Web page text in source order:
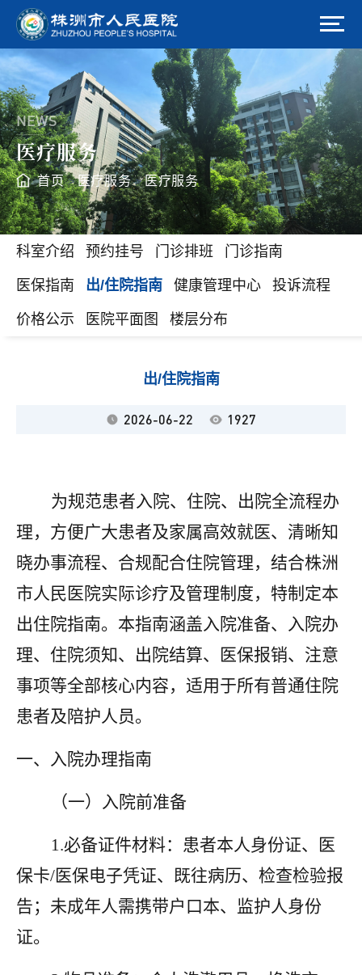
NEWS
医疗服务
首页>医疗服务>医疗服务
科室介绍 预约挂号 门诊排班 门诊指南
医保指南 出/住院指南 健康管理中心 投诉流程
价格公示 医院平面图 楼层分布
出/住院指南
2026-06-22 1927
为规范患者入院、住院、出院全流程办
理，方便广大患者及家属高效就医、清晰知
晓办事流程、合规配合住院管理，结合株洲
市人民医院实际诊疗及管理制度，特制定本
出住院指南。本指南涵盖入院准备、入院办
理、住院须知、出院结算、医保报销、注意
事项等全部核心内容，适用于所有普通住院
患者及陪护人员。
一、入院办理指南
（一）入院前准备
1.必备证件材料：患者本人身份证、医
保卡/医保电子凭证、既往病历、检查检验报
告；未成年人需携带户口本、监护人身份
证。